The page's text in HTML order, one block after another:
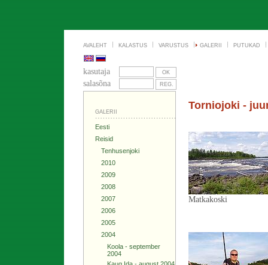
AVALEHT KALASTUS VARUSTUS GALERII PUTUKAD
kasutaja
salasõna
GALERII
Eesti
Reisid
Tenhusenjoki
2010
2009
2008
2007
2006
2005
2004
Koola - september
2004
Torniojoki -
Matkakoski